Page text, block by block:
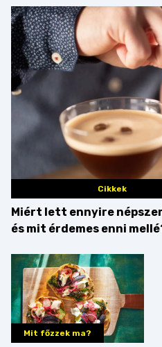
Cikkek
Miért lett ennyire
és mit érdemes enni
Mit főzzek ma?